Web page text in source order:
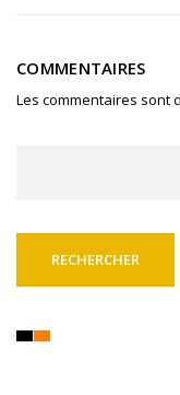
COMMENTAIRES
Les commentaires sont